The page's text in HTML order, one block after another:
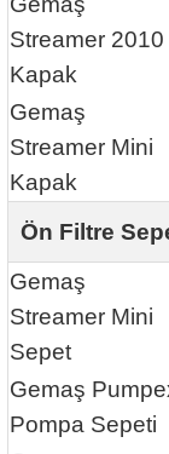
Streamer 2010
Kapak
Gemaş
Streamer Mini
Kapak
Ön Filtre
Gemaş
Streamer Mini
Sepet
Gemaş
Pompa Sepeti